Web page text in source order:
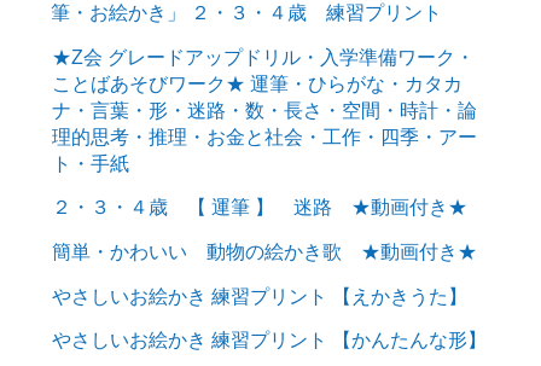
筆・お絵かき」 ２・３・４歳 練習プリント
★Z会 グレードアップドリル・入学準備ワーク・
ことばあそびワーク★ 運筆・ひらがな・カタカ
ナ・言葉・形・迷路・数・長さ・空間・時計・論
理的思考・推理・お金と社会・工作・四季・アー
ト・手紙
２・３・４歳 【 運筆 】 迷路 ★動画付き★
簡単・かわいい 動物の絵かき歌 ★動画付き★
やさしいお絵かき 練習プリント 【えかきうた】
やさしいお絵かき 練習プリント 【かんたんな形】